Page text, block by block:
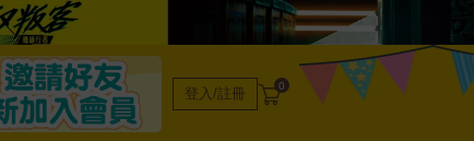
登入/註冊 0